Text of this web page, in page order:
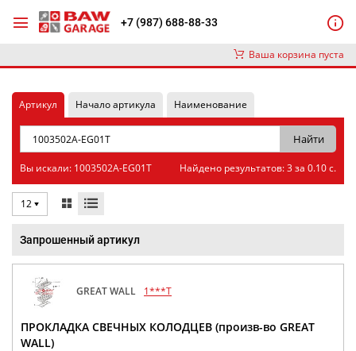
+7 (987) 688-88-33
Ваша корзина пуста
Артикул Начало артикула Наименование
Вы искали: 1003502A-EG01T Найдено результатов: 3 за 0.10 с.
12
Запрошенный артикул
GREAT WALL 1***T
ПРОКЛАДКА СВЕЧНЫХ КОЛОДЦЕВ (произв-во GREAT
WALL)